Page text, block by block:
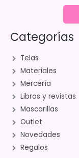
Categorías
Telas
Materiales
Mercería
Libros y revistas
Mascarillas
Outlet
Novedades
Regalos